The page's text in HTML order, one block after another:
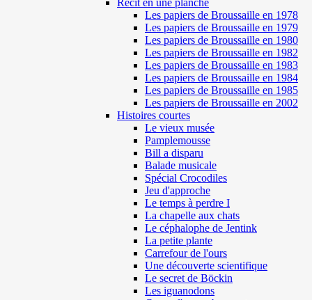
Les papiers de Broussaille en 1978
Les papiers de Broussaille en 1979
Les papiers de Broussaille en 1980
Les papiers de Broussaille en 1982
Les papiers de Broussaille en 1983
Les papiers de Broussaille en 1984
Les papiers de Broussaille en 1985
Les papiers de Broussaille en 2002
Histoires courtes
Le vieux musée
Pamplemousse
Bill a disparu
Balade musicale
Spécial Crocodiles
Jeu d'approche
Le temps à perdre I
La chapelle aux chats
Le céphalophe de Jentink
La petite plante
Carrefour de l'ours
Une découverte scientifique
Le secret de Böckin
Les iguanodons